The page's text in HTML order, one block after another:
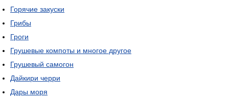
Горячие закуски
Грибы
Гроги
Грушевые компоты и многое другое
Грушевый самогон
Дайкири черри
Дары моря